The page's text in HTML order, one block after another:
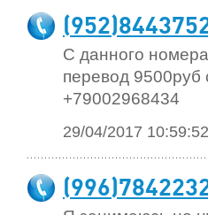
С данного
перевод
+79002968434
29/04/2017 10:59:52